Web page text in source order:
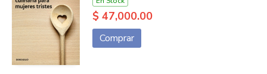
$ 47,000.00
Comprar